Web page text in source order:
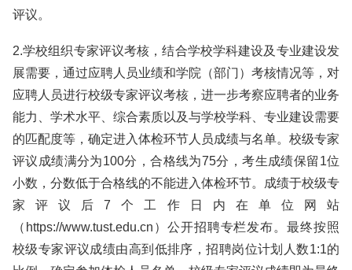
评议。
2.学校组织专家评议考核，结合学校学科建设及专业建设发
展需要，通过应聘人员业绩和学院（部门）考核情况等，对
应聘人员进行校级专家评议考核，进一步考察应聘者的业务
能力、学术水平、综合素质以及与学校学科、专业建设需要
的匹配度等，确定进入体检环节人员成绩与名单。校级专家
评议成绩满分为100分，合格线为75分，考生成绩保留1位
小数，分数低于合格线的不能进入体检环节。成绩于校级专
家评议后7个工作日内在单位网站
（https://www.tust.edu.cn）公开招聘专栏发布。最终按照
校级专家评议成绩由高到低排序，招聘岗位计划人数1:1的